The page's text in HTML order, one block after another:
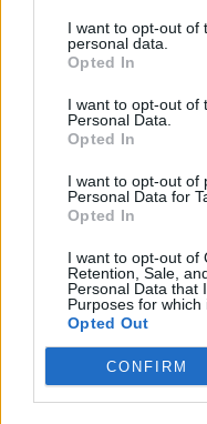
I want to opt-out of
personal data.
Opted In
I want to opt-out of
Personal Data.
Opted In
I want to opt-out of
Personal Data for
Opted In
I want to opt-out of
Retention, Sale,
Personal Data that
Purposes for which
Opted Out
CONFIRM
Agresszió,
a
tömbházakban